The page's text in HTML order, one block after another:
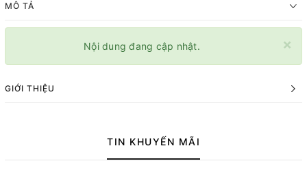
MÔ TẢ
×
Nội dung đang cập nhật.
GIỚI THIỆU
TIN KHUYẾN MÃI